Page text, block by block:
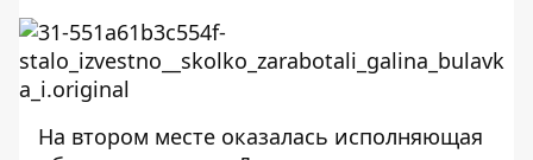
На втором месте оказалась исполняющая